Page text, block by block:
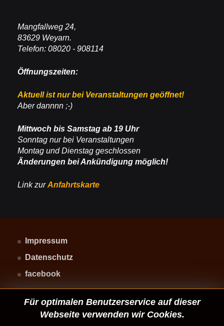
Mangfallweg 24,
83629 Weyarn.
Telefon: 08020 - 908114
Öffnungszeiten:
Aktuell ist nur bei Veranstaltungen geöffnet!
Aber dannnn ;-)
Mittwoch bis Samstag ab 19 Uhr
Sonntag nur bei Veranstaltungen
Montag und Dienstag geschlossen
Änderungen bei Ankündigung möglich!
Link zurAnfahrtskarte
Impressum
Datenschutz
facebook
Für optimalen Benutzerservice auf dieser
Webseite verwenden wir Cookies.